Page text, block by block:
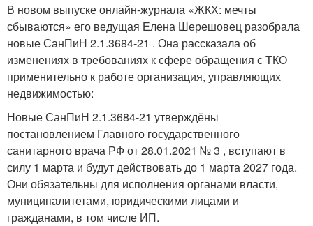
В новом выпуске онлайн-журнала «ЖКХ: мечты
сбываются» его ведущая Елена Шерешовец разобрала
новые СанПиН 2.1.3684-21 . Она рассказала об
изменениях в требованиях к сфере обращения с ТКО
применительно к работе организация, управляющих
недвижимостью:
Новые СанПиН 2.1.3684-21 утверждёны
постановлением Главного государственного
санитарного врача РФ от 28.01.2021 № 3 , вступают в
силу 1 марта и будут действовать до 1 марта 2027 года.
Они обязательны для исполнения органами власти,
муниципалитетами, юридическими лицами и
гражданами, в том числе ИП.